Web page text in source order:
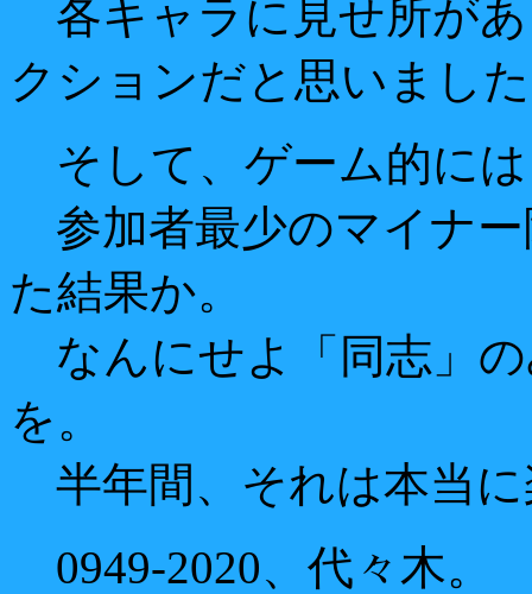
各キャラに見せ所が
クションだと思いまし
そして、ゲーム的に
参加者最少のマイナ
た結果か。
なんにせよ「同志」
を。
半年間、それは本当
0949-2020、代々木。